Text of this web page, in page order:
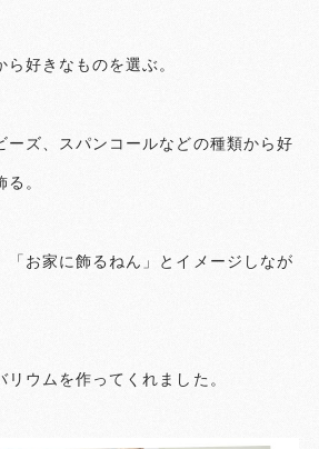
好きなものを選ぶ。
ズ、スパンコールなどの種類から好
。
「お家に飾るねん」とイメージしなが
ウムを作ってくれました。